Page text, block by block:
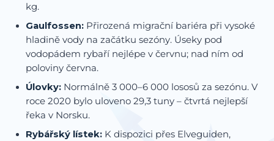
kg.
Gaulfossen: Přirozená migrační bariéra při vysoké
hladině vody na začátku sezóny. Úseky pod
vodopádem rybaří nejlépe v červnu; nad ním od
poloviny června.
Úlovky: Normálně 3 000–6 000 lososů za sezónu. V
roce 2020 bylo uloveno 29,3 tuny – čtvrtá nejlepší
řeka v Norsku.
Rybářský lístek: K dispozici přes Elveguiden,